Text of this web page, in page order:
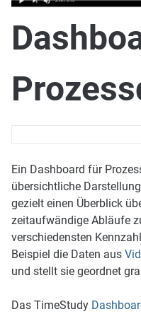
Ein Dashboard für
übersichtliche
gezielt einen Überblick
zeitaufwändige Abläufe
verschiedensten
Beispiel die Daten aus
und stellt sie geordnet
Das TimeStudy